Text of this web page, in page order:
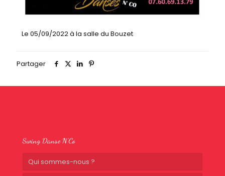
Le 05/09/2022 à la salle du Bouzet
Partager
Swing Danse N’Co
Qui sommes-nous ?